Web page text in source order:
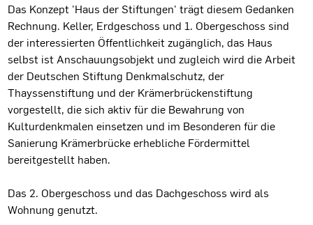
Das Konzept 'Haus der Stiftungen' trägt diesem Gedanken
Rechnung. Keller, Erdgeschoss und 1. Obergeschoss sind
der interessierten Öffentlichkeit zugänglich, das Haus
selbst ist Anschauungsobjekt und zugleich wird die Arbeit
der Deutschen Stiftung Denkmalschutz, der
Thayssenstiftung und der Krämerbrückenstiftung
vorgestellt, die sich aktiv für die Bewahrung von
Kulturdenkmalen einsetzen und im Besonderen für die
Sanierung Krämerbrücke erhebliche Fördermittel
bereitgestellt haben.
Das 2. Obergeschoss und das Dachgeschoss wird als
Wohnung genutzt.